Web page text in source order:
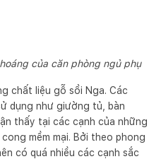
của căn phòng ngủ phụ
chất liệu gỗ sồi Nga. Các
dụng như giường tủ, bàn
thấy tại các cạnh của những
mềm mại. Bởi theo phong
có quá nhiều các cạnh sắc